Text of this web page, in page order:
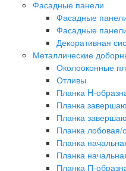
Фасадные панели
Фасадные
Фасадные
Декоративная
Металлические
Околооконные
Отливы
Планка H-
Планка
Планка
Планка лобовая/
Планка
Планка
Планка П-